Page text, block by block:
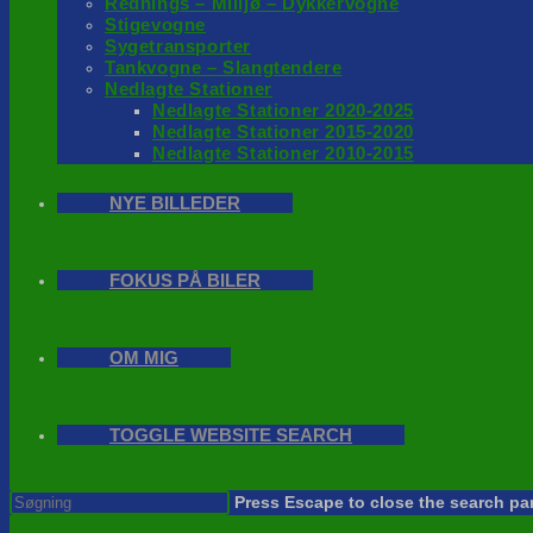
Stigevogne
Sygetransporter
Tankvogne – Slangtendere
Nedlagte Stationer
Nedlagte Stationer 2020-2025
Nedlagte Stationer 2015-2020
Nedlagte Stationer 2010-2015
NYE BILLEDER
FOKUS PÅ BILER
OM MIG
TOGGLE WEBSITE SEARCH
Press Escape to close the search